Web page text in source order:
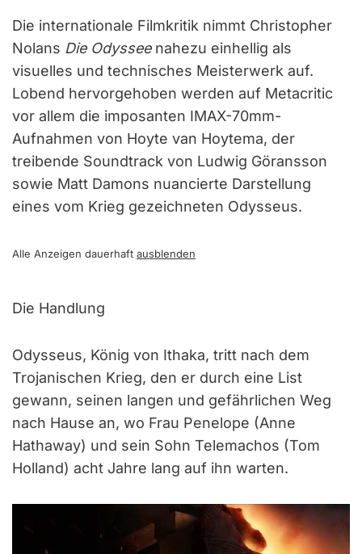
Die internationale Filmkritik nimmt Christopher
Nolans Die Odysseenahezu einhellig als
visuelles und technisches Meisterwerk auf.
Lobend hervorgehoben werden auf Metacritic
vor allem die imposanten IMAX-70mm-
Aufnahmen von Hoyte van Hoytema, der
treibende Soundtrack von Ludwig Göransson
sowie Matt Damons nuancierte Darstellung
eines vom Krieg gezeichneten Odysseus.
Alle Anzeigen dauerhaft ausblenden
Die Handlung
Odysseus, König von Ithaka, tritt nach dem
Trojanischen Krieg, den er durch eine List
gewann, seinen langen und gefährlichen Weg
nach Hause an, wo Frau Penelope (Anne
Hathaway) und sein Sohn Telemachos (Tom
Holland) acht Jahre lang auf ihn warten.